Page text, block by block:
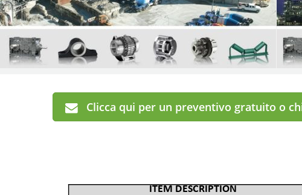
Clicca qui per un preventivo gratuito o
ITEM DESCRIPTION